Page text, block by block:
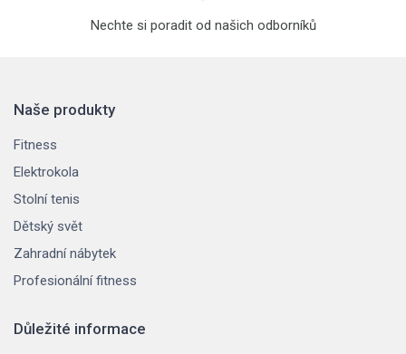
Nechte si poradit od našich odborníků
Naše produkty
Fitness
Elektrokola
Stolní tenis
Dětský svět
Zahradní nábytek
Profesionální fitness
Důležité informace